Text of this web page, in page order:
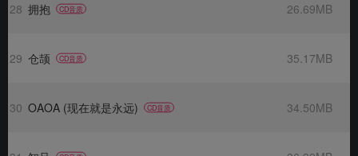
28 拥抱 CD音质 26.69MB
29 仓颉 CD音质 35.17MB
30 OAOA (现在就是永远) CD音质 34.50MB